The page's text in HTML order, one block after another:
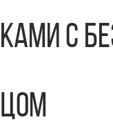
с